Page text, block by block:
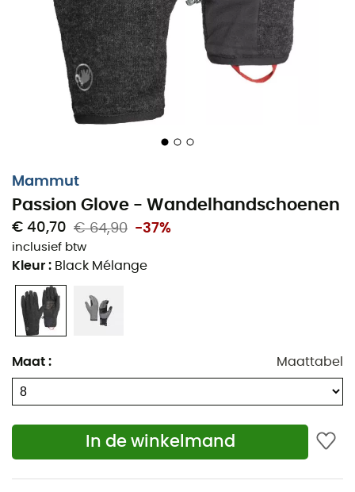
Mammut
Passion Glove - Wandelhandschoenen
€ 40,70 € 64,90 -37%
inclusief btw
Kleur : Black Mélange
Maat : Maattabel
In de winkelmand
Met hun ergonomische pasvorm en verfijnd design zijn
Passion GlovevanMammut niet alleen functioneel,
maar ook prettig om te dragen. Ideaal voor avonturiers
die comfort en efficiëntie zoeken, zijn deze
handschoenen klaar om u te vergezellen op al uw
winterse tochten.
Grijp de kans om op avontuur te gaan zonder u zorgen
Hoofdmateriaal: 100% polyester
Versteviging: 100% geitenleer
Aanbevolen voor: Wandelen, Urban, Approach
Warmte gegarandeerd door wol aan de
buitenkant en fleece aan de binnenkant
buitenmateriaal
Versterkt leer op de handpalm
Polsen met inzet van warme, rekbare fleece voor
perfecte pasvorm en snel aan- en uittrekken